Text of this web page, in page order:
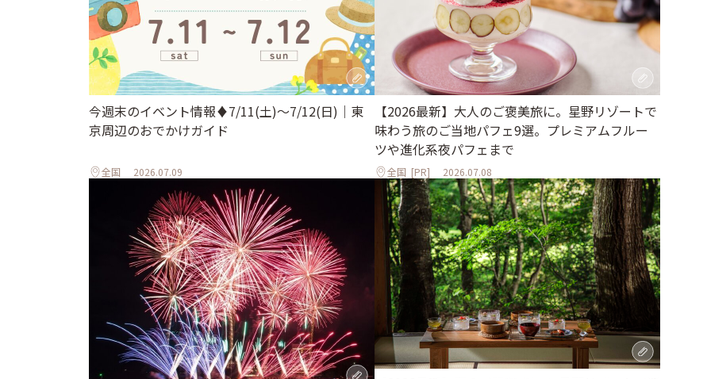
今週末のイベント情報♦︎7/11(土)〜7/12(日)｜東
京周辺のおでかけガイド
全国 2026.07.09
【2026最新】大人のご褒美旅に。星野リゾートで
味わう旅のご当地パフェ9選。プレミアムフルー
ツや進化系夜パフェまで
全国 [PR] 2026.07.08